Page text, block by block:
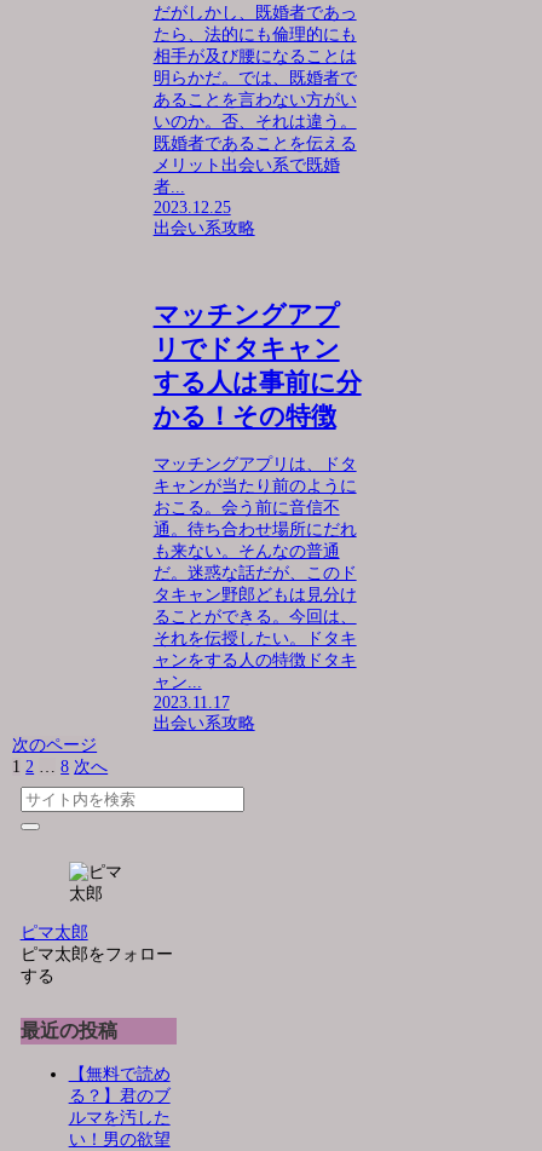
だがしかし、既婚者であっ
たら、法的にも倫理的にも
相手が及び腰になることは
明らかだ。では、既婚者で
あることを言わない方がい
いのか。否、それは違う。
既婚者であることを伝える
メリット出会い系で既婚
者...
2023.12.25
出会い系攻略
マッチングアプ
リでドタキャン
する人は事前に分
かる！その特徴
マッチングアプリは、ドタ
キャンが当たり前のように
おこる。会う前に音信不
通。待ち合わせ場所にだれ
も来ない。そんなの普通
だ。迷惑な話だが、このド
タキャン野郎どもは見分け
ることができる。今回は、
それを伝授したい。ドタキ
ャンをする人の特徴ドタキ
ャン...
2023.11.17
出会い系攻略
次のページ
1 2 … 8 次へ
ピマ太郎
ピマ太郎をフォロー
する
最近の投稿
【無料で読め
る？】君のブ
ルマを汚した
い！男の欲望